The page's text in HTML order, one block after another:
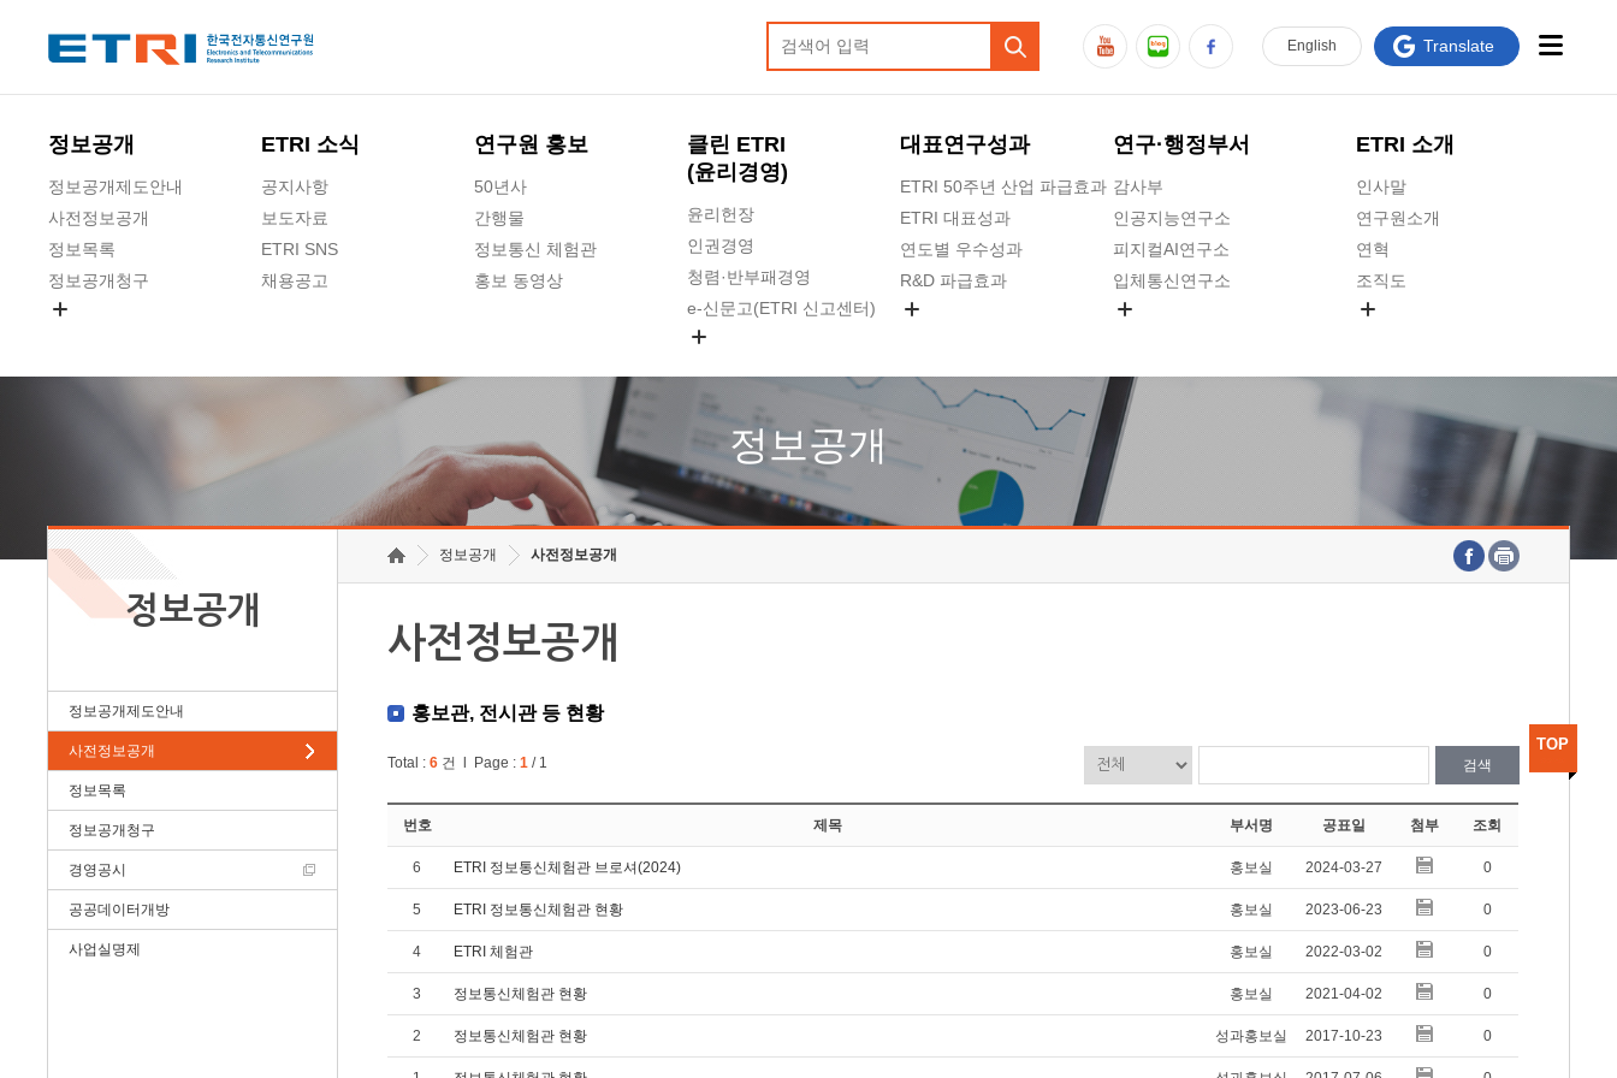
정보공개
정보공개제도안내
사전정보공개
정보목록
정보공개청구
ETRI 소식
공지사항
보도자료
ETRI SNS
채용공고
연구원 홍보
50년사
간행물
정보통신 체험관
홍보 동영상
클린 ETRI
(윤리경영)
윤리헌장
인권경영
청렴·반부패경영
e-신문고(ETRI 신고센터)
청렴포털 신고
고객의소리
수의계약 현황
부패징계 현황
감사결과공개
대표연구성과
ETRI 50주년 산업 파급효과
ETRI 대표성과
연도별 우수성과
R&D 파급효과
연구·행정부서
감사부
인공지능연구소
피지컬AI연구소
입체통신연구소
ICT전략연구소
인공지능안전연구소
우주항공반도체전략연구단
대경권연구본부
호남권연구본부
기획본부
ETRI 소개
인사말
연구원소개
연혁
조직도
연구원 고객헌장
ETRI CI
찾아오시는길
English Translate
정보공개
정보공개
정보공개제도안내
사전정보공개
정보목록
정보공개청구
경영공시
공공데이터개방
사업실명제
정보공개 사전정보공개
사전정보공개
홍보관, 전시관 등 현황
Total :6 건 l Page :1 / 1 검색
번호 제목 부서명 공표일 첨부 조회
6 ETRI 정보통신체험관 브로셔(2024) 홍보실 2024-03-27 0
5 ETRI 정보통신체험관 현황 홍보실 2023-06-23 0
4 ETRI 체험관 홍보실 2022-03-02 0
3 정보통신체험관 현황 홍보실 2021-04-02 0
2 정보통신체험관 현황 성과홍보실 2017-10-23 0
TOP